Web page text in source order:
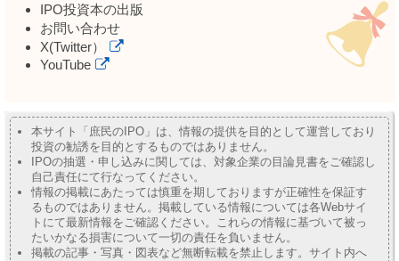
IPO投資本の出版
お問い合わせ
X(Twitter）
YouTube
本サイト「庶民のIPO」は、情報の提供を目的として運営しており
投資の勧誘を目的とするものではありません。
IPOの抽選・申し込みに関しては、対象企業の目論見書をご確認し
自己責任にて行なってください。
情報の掲載にあたっては慎重を期しておりますが正確性を保証す
るものではありません。掲載している情報については各Webサイ
トにて最新情報をご確認ください。これらの情報に基づいて被っ
たいかなる損害について一切の責任を負いません。
掲載の記事・写真・図表など無断転載を禁止します。サイト内へ